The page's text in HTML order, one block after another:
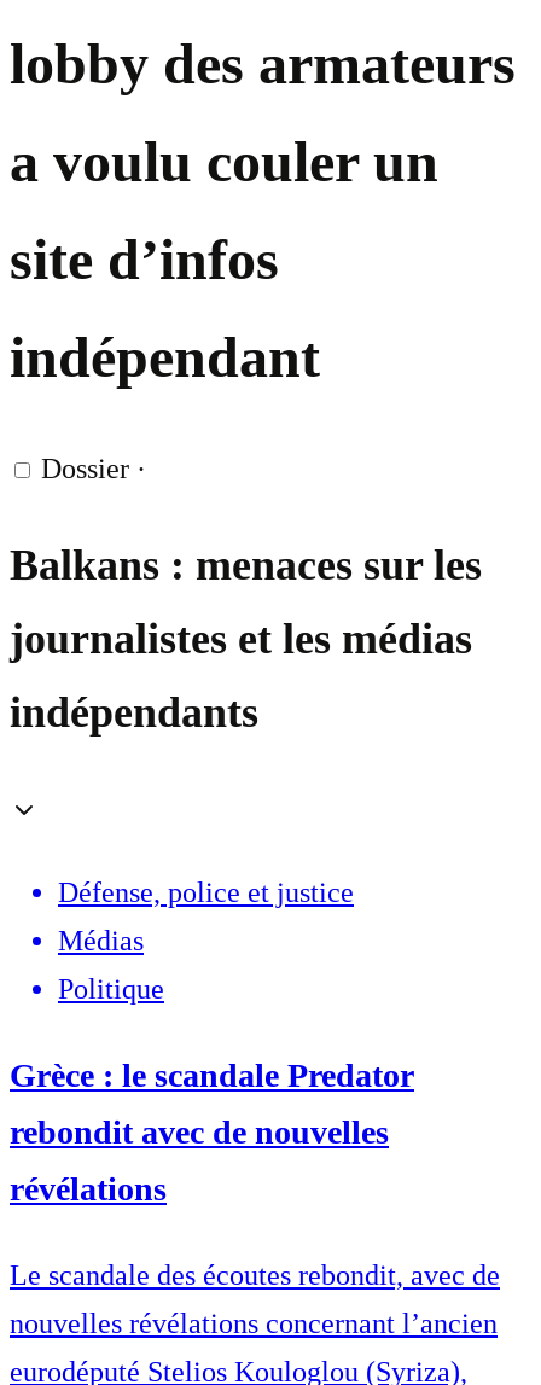
lobby des armateurs
a voulu couler un
site d’infos
indépendant
Dossier ·
Balkans : menaces sur les
journalistes et les médias
indépendants
Défense, police et justice
Médias
Politique
Grèce : le scandale Predator
rebondit avec de nouvelles
révélations
Le scandale des écoutes rebondit, avec de
nouvelles révélations concernant l’ancien
eurodéputé Stelios Kouloglou (Syriza),